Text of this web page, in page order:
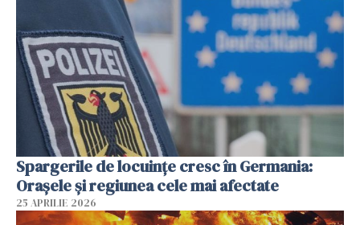
Spargerile de locuințe cresc în Germania:
Orașele și regiunea cele mai afectate
25 APRILIE 2026